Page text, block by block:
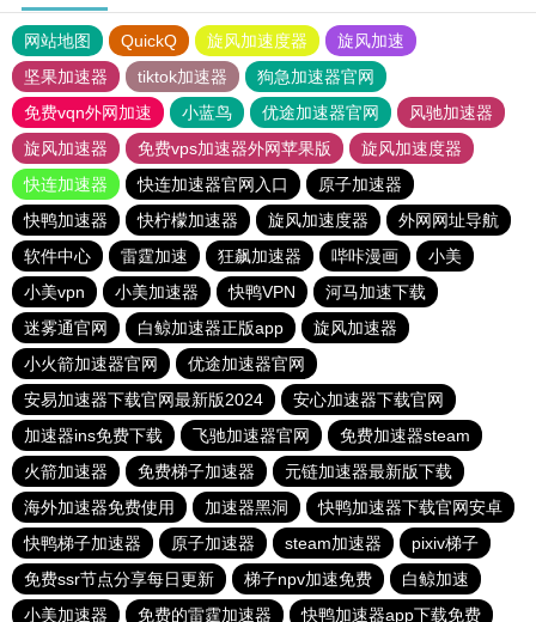
网站地图 QuickQ 旋风加速度器
旋风加速
坚果加速器
tiktok加速器
狗急加速器官网
免费vqn外网加速
小蓝鸟 优途加速器官网
风驰加速器
旋风加速器
免费vps加速器外网苹果版
旋风加速度器
快连加速器
快连加速器官网入口
原子加速器
快鸭加速器
快柠檬加速器 旋风加速度器
外网网址导航
软件中心
雷霆加速 狂飙加速器 哔咔漫画
小美
小美vpn
小美加速器 快鸭VPN
河马加速下载
迷雾通官网
白鲸加速器正版app
旋风加速器
小火箭加速器官网
优途加速器官网
安易加速器下载官网最新版2024
安心加速器下载官网
加速器ins免费下载
飞驰加速器官网
免费加速器steam
火箭加速器
免费梯子加速器
元链加速器最新版下载
海外加速器免费使用
加速器黑洞
快鸭加速器下载官网安卓
快鸭梯子加速器
原子加速器 steam加速器
pixiv梯子
免费ssr节点分享每日更新
梯子npv加速免费
白鲸加速
小美加速器
免费的雷霆加速器 快鸭加速器app下载免费